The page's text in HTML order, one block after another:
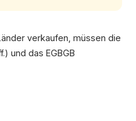
verkaufen, müssen die
und das EGBGB